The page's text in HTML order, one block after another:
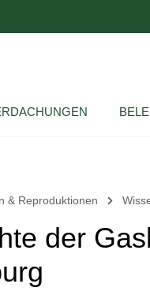
& Reproduktionen
der